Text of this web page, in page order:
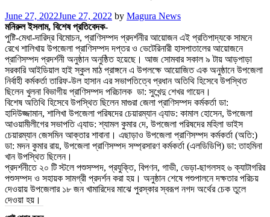
Posted
on
June 27, 2022June 27, 2022 by Magura News
মনিরুল ইসলাম, বিশেষ প্রতিবেদক-
পুষ্টি-মেধা-দারিদ্র বিমোচন, প্রাণিসম্পদ প্রদর্শনীর আয়োজন এই প্রতিপাদ্যকে সামনে
রেখে শালিখায় উপজেলা প্রাণিসম্পদ দপ্তর ও ভেটেরিনারী হাসপাতালের আয়োজনে
প্রাণিসম্পদ প্রদর্শনী অনুষ্ঠান অনুষ্ঠিত হয়েছে। আজ সোমবার সকাল ৯ টায় আড়পাড়া
সরকারি আইডিয়াল হাই স্কুল মাঠ প্রাঙ্গনে এ উপলক্ষে আয়োজিত এক অনুষ্ঠানে উপজেলা
নির্বাহী কর্মকর্তা তারিফ-উল হাসান এর সভাপতিত্বে প্রধান অতিথি হিসেবে উপস্থিত
ছিলেন খুলনা বিভাগীয় প্রাণিসম্পদ পরিচালক ডা: সুখেন্দু শেখর গায়েন।
বিশেষ অতিথি হিসেবে উপস্থিত ছিলেন মাগুরা জেলা প্রাণিসম্পদ কর্মকর্তা ডা:
হাদিউজ্জামান, শালিখা উপজেলা পরিষদের চেয়ারম্যান এ্যাড: কামাল হোসেন, উপজেলা
আওয়ামীলীগের সভাপতি এ্যাড: শ্যামল কুমার দে, উপজেলা পরিষদের মহিলা ভাইস
চেয়ারম্যান জেসমিন আক্তার শাবানা। এছাড়াও উপজেলা প্রাণিসম্পদ কর্মকর্তা (অতি:)
ডা: মদন কুমার রায়, উপজেলা প্রাণিসম্পদ সম্প্রসারণ কর্মকর্তা (এলডিডিপি) ডা: তাহমিনা
খান উপস্থিত ছিলেন।
প্রদর্শনীতে ২০ টি স্টলে পশুসম্পদ, প্রযুক্তি, বিপণন, গাভী, ভেড়া-ছাগলসহ ৬ ক্যাটাগরির
পশুসম্পদ ও সহায়ক সামগ্রী প্রদর্শন করা হয়। অনুষ্ঠান শেষে পশুপালনে দক্ষতার পরিচয়
দেওয়ায় উপজেলার ১৮ জন খামারিদের মাঝে পুরস্কার স্বরূপ নগদ অর্থের চেক তুলে
দেওয়া হয়।